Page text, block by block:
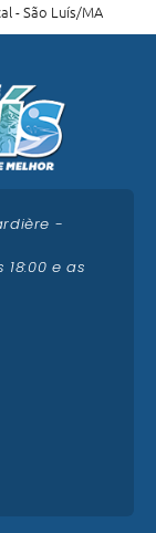
- São Luís/MA
-
e as